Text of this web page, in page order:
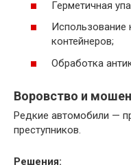
Герметичная
Использование
контейнеров;
Обработка
Воровство и
Редкие автомобили —
преступников.
Решения: